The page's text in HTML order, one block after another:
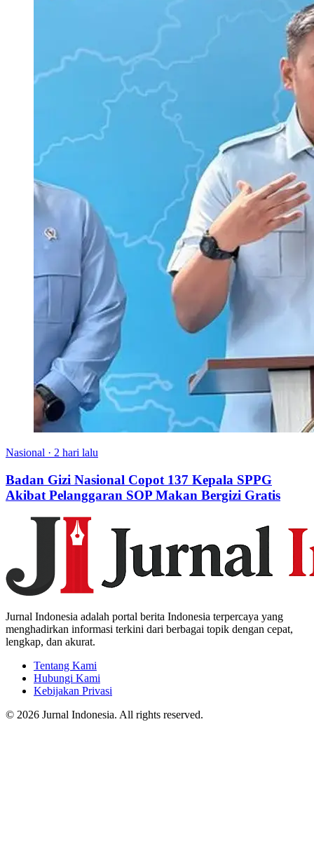
Nasional · 2 hari lalu
Badan Gizi Nasional Copot 137 Kepala SPPG
Akibat Pelanggaran SOP Makan Bergizi Gratis
Jurnal Indonesia adalah portal berita Indonesia terpercaya yang
menghadirkan informasi terkini dari berbagai topik dengan cepat,
lengkap, dan akurat.
Tentang Kami
Hubungi Kami
Kebijakan Privasi
© 2026 Jurnal Indonesia. All rights reserved.